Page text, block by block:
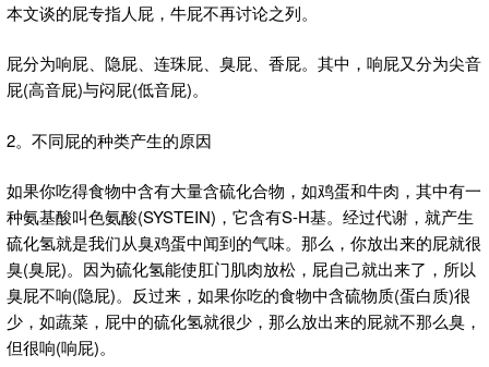
本文谈的屁专指人屁，牛屁不再讨论之列。
屁分为响屁、隐屁、连珠屁、臭屁、香屁。其中，响屁又分为尖音
屁(高音屁)与闷屁(低音屁)。
2。不同屁的种类产生的原因
如果你吃得食物中含有大量含硫化合物，如鸡蛋和牛肉，其中有一
种氨基酸叫色氨酸(SYSTEIN)，它含有S-H基。经过代谢，就产生
硫化氢就是我们从臭鸡蛋中闻到的气味。那么，你放出来的屁就很
臭(臭屁)。因为硫化氢能使肛门肌肉放松，屁自己就出来了，所以
臭屁不响(隐屁)。反过来，如果你吃的食物中含硫物质(蛋白质)很
少，如蔬菜，屁中的硫化氢就很少，那么放出来的屁就不那么臭，
但很响(响屁)。